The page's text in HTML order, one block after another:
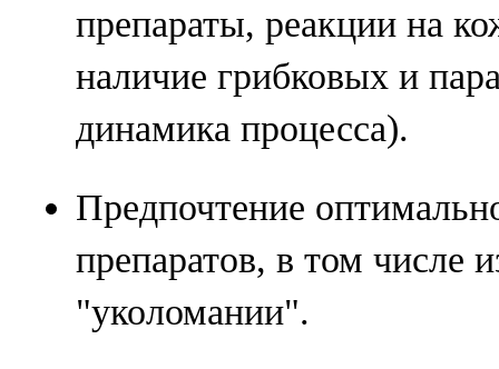
препараты, реакции на
наличие грибковых и
динамика процесса).
Предпочтение
препаратов, в том числе
"уколомании".